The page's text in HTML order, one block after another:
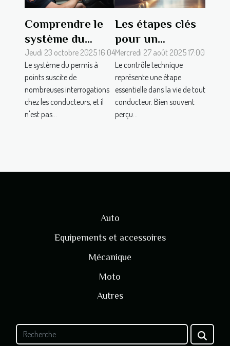
Comprendre le
système du
permis à points
en détail
Jeudi 23 octobre 2025 16:04
Le système du permis à
points suscite de
nombreuses interrogations
chez les conducteurs, et il
n'est pas...
Les étapes clés
pour un
contrôle
technique réussi
sans stress
Mercredi 27 août 2025 17:00
Le contrôle technique
représente une étape
essentielle dans la vie de tout
conducteur. Bien souvent
perçu...
Auto
Equipements et accessoires
Mécanique
Moto
Autres